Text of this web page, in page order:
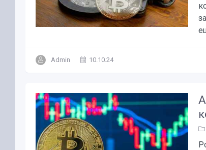
Admin 10.10.24